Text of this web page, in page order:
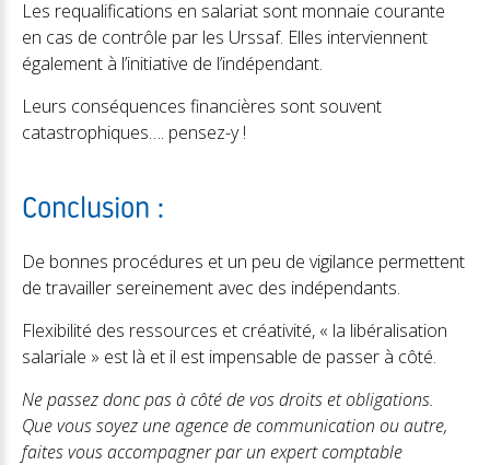
Les requalifications en salariat sont monnaie courante
en cas de contrôle par les Urssaf. Elles interviennent
également à l’initiative de l’indépendant.
Leurs conséquences financières sont souvent
catastrophiques…. pensez-y !
Conclusion :
De bonnes procédures et un peu de vigilance permettent
de travailler sereinement avec des indépendants.
Flexibilité des ressources et créativité, « la libéralisation
salariale » est là et il est impensable de passer à côté.
Ne passez donc pas à côté de vos droits et obligations.
Que vous soyez une agence de communication ou autre,
faites vous accompagner par un expert comptable